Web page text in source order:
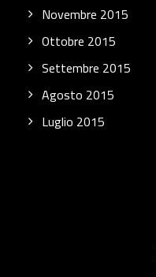
Novembre 2015
Ottobre 2015
Settembre 2015
Agosto 2015
Luglio 2015